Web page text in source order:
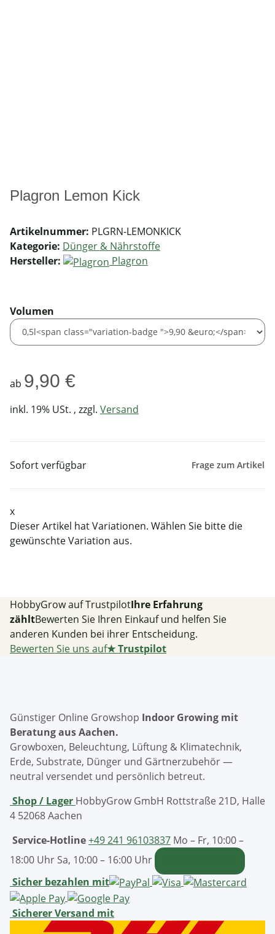
Plagron Lemon Kick
Artikelnummer: PLGRN-LEMONKICK
Kategorie: Dünger & Nährstoffe
Hersteller:
Plagron
Volumen
ab 9,90 €
inkl. 19% USt. , zzgl. Versand
Sofort verfügbar Frage zum Artikel
x
Dieser Artikel hat Variationen. Wählen Sie bitte die
gewünschte Variation aus.
HobbyGrow auf TrustpilotIhre Erfahrung
zähltBewerten Sie Ihren Einkauf und helfen Sie
anderen Kunden bei ihrer Entscheidung.
Bewerten Sie uns auf★Trustpilot
Günstiger Online Growshop Indoor Growing mit
Beratung aus Aachen.
Growboxen, Beleuchtung, Lüftung & Klimatechnik,
Erde, Substrate, Dünger und Gärtnerzubehör —
neutral versendet und persönlich betreut.
Shop / Lager HobbyGrow GmbH Rottstraße 21D, Halle
4 52068 Aachen
Service-Hotline+49 241 96103837 Mo – Fr, 10:00 –
18:00 Uhr Sa, 10:00 – 16:00 Uhr
Sicher bezahlen mit
Sicherer Versand mit